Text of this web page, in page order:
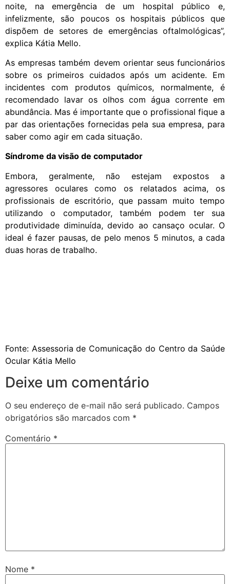
noite, na emergência de um hospital público e,
infelizmente, são poucos os hospitais públicos que
dispõem de setores de emergências oftalmológicas”,
explica Kátia Mello.
As empresas também devem orientar seus funcionários
sobre os primeiros cuidados após um acidente. Em
incidentes com produtos químicos, normalmente, é
recomendado lavar os olhos com água corrente em
abundância. Mas é importante que o profissional fique a
par das orientações fornecidas pela sua empresa, para
saber como agir em cada situação.
Síndrome da visão de computador
Embora, geralmente, não estejam expostos a
agressores oculares como os relatados acima, os
profissionais de escritório, que passam muito tempo
utilizando o computador, também podem ter sua
produtividade diminuída, devido ao cansaço ocular. O
ideal é fazer pausas, de pelo menos 5 minutos, a cada
duas horas de trabalho.
Fonte: Assessoria de Comunicação do Centro da Saúde
Ocular Kátia Mello
Deixe um comentário
O seu endereço de e-mail não será publicado. Campos
obrigatórios são marcados com *
Comentário *
Nome *